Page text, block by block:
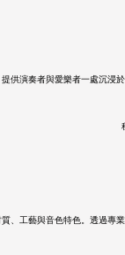
供演奏者與愛樂者一處沉浸於
工藝與音色特色。透過專